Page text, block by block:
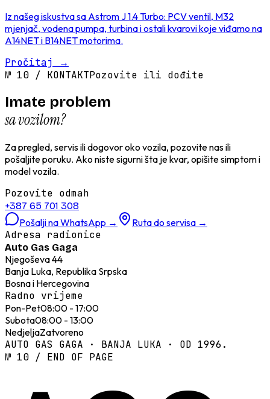
Iz našeg iskustva sa Astrom J 1.4 Turbo: PCV ventil, M32
mjenjač, vodena pumpa, turbina i ostali kvarovi koje viđamo na
A14NET i B14NET motorima.
Pročitaj →
№ 10 / KONTAKTPozovite ili dođite
Imate problem
sa vozilom?
Za pregled, servis ili dogovor oko vozila, pozovite nas ili
pošaljite poruku. Ako niste sigurni šta je kvar, opišite simptom i
model vozila.
Pozovite odmah
+387 65 701 308
Pošalji na WhatsApp → Ruta do servisa →
Adresa radionice
Auto Gas Gaga
Njegoševa 44
Banja Luka, Republika Srpska
Bosna i Hercegovina
Radno vrijeme
Pon-Pet08:00 - 17:00
Subota08:00 - 13:00
NedjeljaZatvoreno
AUTO GAS GAGA · BANJA LUKA · OD 1996.
№ 10 / END OF PAGE